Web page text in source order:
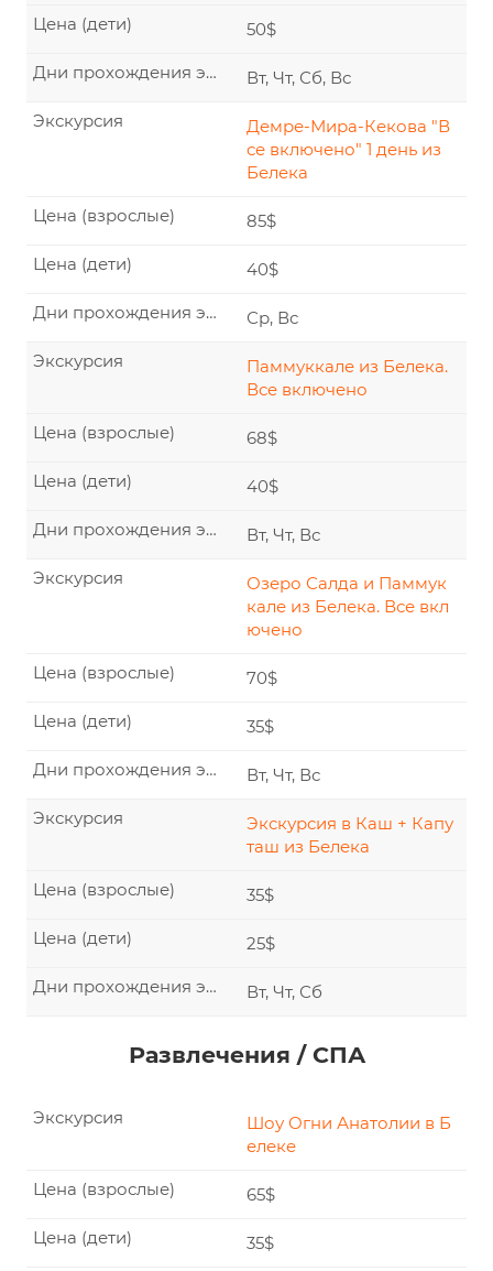
50$
Цена (дети)
Вт, Чт, Сб, Вс
Дни прохождения экскурсии
Демре-Мира-Кекова "В
се включено" 1 день из
Белека
Экскурсия
85$
Цена (взрослые)
40$
Цена (дети)
Ср, Вс
Дни прохождения экскурсии
Паммуккале из Белека.
Все включено
Экскурсия
68$
Цена (взрослые)
40$
Цена (дети)
Вт, Чт, Вс
Дни прохождения экскурсии
Озеро Салда и Паммук
кале из Белека. Все вкл
ючено
Экскурсия
70$
Цена (взрослые)
35$
Цена (дети)
Вт, Чт, Вс
Дни прохождения экскурсии
Экскурсия в Каш + Капу
таш из Белека
Экскурсия
35$
Цена (взрослые)
25$
Цена (дети)
Вт, Чт, Сб
Дни прохождения экскурсии
Развлечения / СПА
Шоу Огни Анатолии в Б
елеке
Экскурсия
65$
Цена (взрослые)
35$
Цена (дети)